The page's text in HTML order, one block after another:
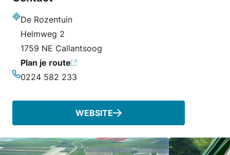
De Rozentuin
Helmweg 2
1759 NE Callantsoog
Plan je route
0224 582 233
WEBSITE